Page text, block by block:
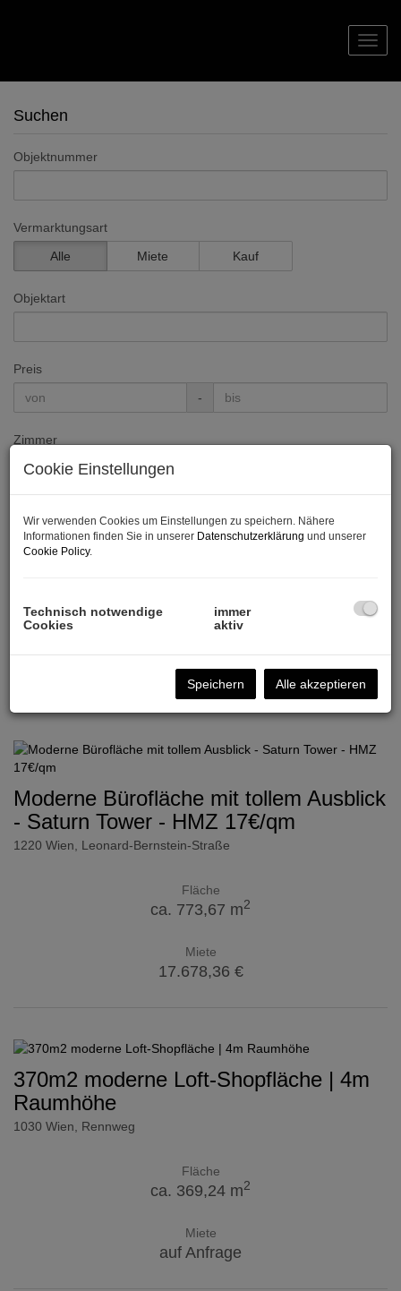
Suchen
Objektnummer
Vermarktungsart
Alle
Miete Kauf
Objektart
Preis
-
Zimmer
-
Filter zurücksetzen Suchen
5
Moderne Bürofläche mit tollem Ausblick
- Saturn Tower - HMZ 17€/qm
1220 Wien , Leonard-Bernstein-Straße
Fläche
ca. 773,67 m2
Miete
17.678,36 €
370m2 moderne Loft-Shopfläche | 4m
Raumhöhe
1030 Wien , Rennweg
Fläche
ca. 369,24 m2
Miete
auf Anfrage
Cookie Einstellungen
Wir verwenden Cookies um Einstellungen zu speichern. Nähere
Informationen finden Sie in unserer Datenschutzerklärung und unserer
Cookie Policy.
Technisch notwendige
Cookies
immer
aktiv
Speichern Alle akzeptieren